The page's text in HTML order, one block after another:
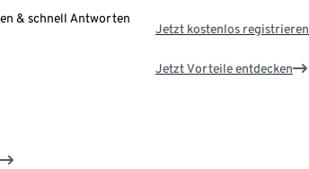
& schnell Antworten
Jetzt kostenlos registrieren
Jetzt Vorteile entdecken